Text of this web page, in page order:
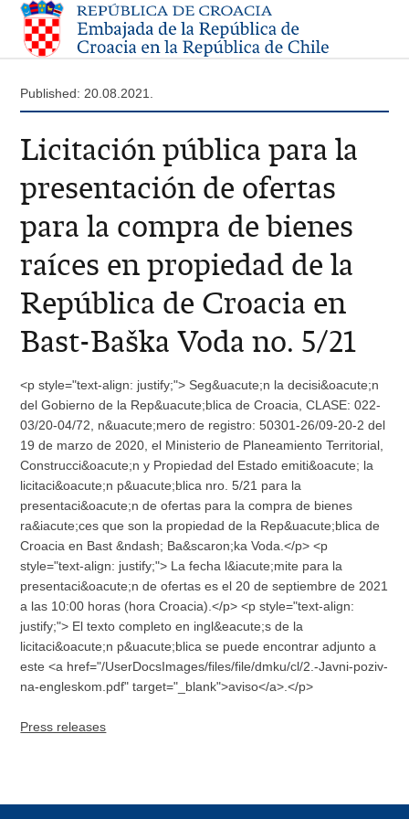
Published: 20.08.2021.
Licitación pública para la
presentación de ofertas
para la compra de bienes
raíces en propiedad de la
República de Croacia en
Bast-Baška Voda no. 5/21
<p style="text-align: justify;"> Seg&uacute;n la decisi&oacute;n
del Gobierno de la Rep&uacute;blica de Croacia, CLASE: 022-
03/20-04/72, n&uacute;mero de registro: 50301-26/09-20-2 del
19 de marzo de 2020, el Ministerio de Planeamiento Territorial,
Construcci&oacute;n y Propiedad del Estado emiti&oacute; la
licitaci&oacute;n p&uacute;blica nro. 5/21 para la
presentaci&oacute;n de ofertas para la compra de bienes
ra&iacute;ces que son la propiedad de la Rep&uacute;blica de
Croacia en Bast &ndash; Ba&scaron;ka Voda.</p> <p
style="text-align: justify;"> La fecha l&iacute;mite para la
presentaci&oacute;n de ofertas es el 20 de septiembre de 2021
a las 10:00 horas (hora Croacia).</p> <p style="text-align:
justify;"> El texto completo en ingl&eacute;s de la
licitaci&oacute;n p&uacute;blica se puede encontrar adjunto a
este <a href="/UserDocsImages/files/file/dmku/cl/2.-Javni-poziv-
na-engleskom.pdf" target="_blank">aviso</a>.</p>
Press releases